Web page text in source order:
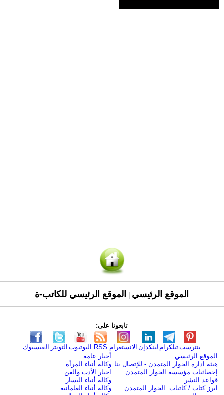
الموقع الرئيسي الموقع الرئيسي للكاتب-ة
تابعونا على:
الفيسبوك التويتر اليوتيوب RSS الانستغرام لينكدإن تيلكرامبنترست
الموقع الرئيسي
هيئة ادارة الحوار المتمدن - للإتصال بنا
إحصائيات مؤسسة الحوار المتمدن
قواعد النشر
ابرز كتاب / كاتبات الحوار المتمدن
أخبار عامة
وكالة أنباء المرأة
اخبار الأدب والفن
وكالة أنباء اليسار
وكالة أنباء العلمانية